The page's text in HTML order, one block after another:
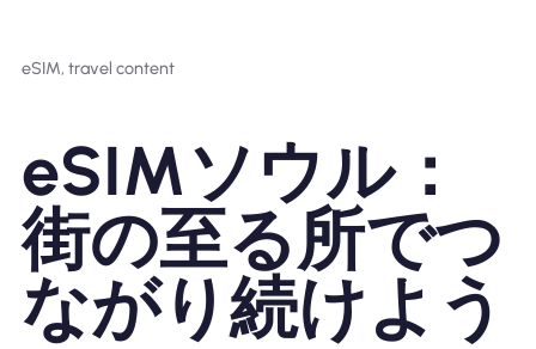
ショッププラン
eSIMについて
eSIM, travel content
eSIMソウル：
街の至る所でつ
ながり続けよう